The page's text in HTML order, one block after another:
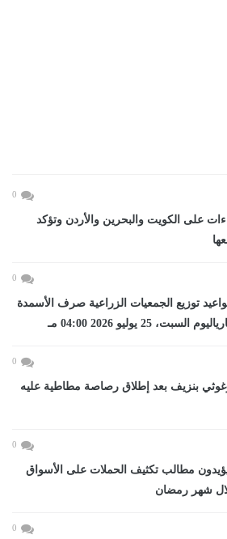
0
على الكويت والبحرين والأردن وتؤكد
0
توزيع الجمعيات الزراعية صرف الأسمدة
25 يوليو 2026 04:00 مـ
0
بنزيف بعد إطلاق رصاصة مطاطية عليه
0
يؤيدون مطالب تكثيف الحملات على الأسواق
شهر رمضان
0